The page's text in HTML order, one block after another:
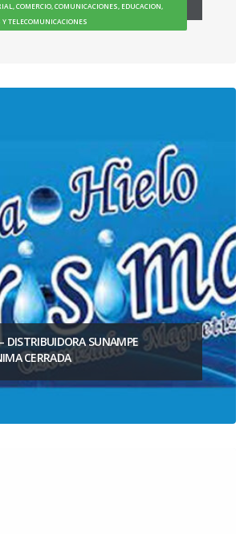
COMERCIO, COMUNICACIONES, EDUCACION,
TELECOMUNICACIONES
DISTRIBUIDORA SUNAMPE
CERRADA